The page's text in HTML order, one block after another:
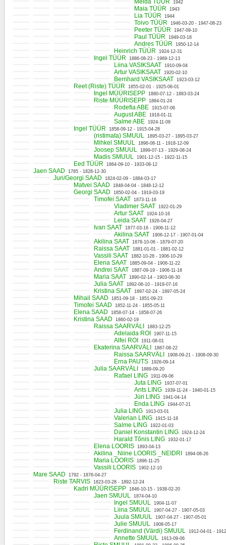
Meida TÜÜR 1942
Maia TÜÜR 1943
Lia TÜÜR 1944
Toivo TÜÜR 1946-03-20 - 1947-08-23
Peeter TÜÜR 1947-09-10
Paul TÜÜR 1949-03-18
Andres TÜÜR 1950-12-14
Heinrich TÜÜR 1924-12-31
Ingel TÜÜR 1886-08-23 - 1969-12-13
Liina VASIKSAAT 1910-09-04
Artur VASIKSAAT 1920-02-10
Bernhard VASIKSAAT 1923-03-12
Reet (Riste) TÜÜR 1855-02-01 - 1925-06-01
Ingel MÜÜRISEPP 1880-07-12 - 1883-03-24
Riste MÜÜRISEPP 1884-01-24
Rodefia ABE 1915-07-06
August ABE 1918-01-11
Salme ABE 1924-11-09
Ingel TÜÜR 1858-09-12 - 1915-04-28
(ristimata) SMUUL 1895-03-27 - 1895-03-27
Mihkel SMUUL 1896-08-11 - 1918-12-09
Joosep SMUUL 1899-07-13 - 1929-08-24
Madis SMUUL 1901-12-15 - 1922-11-15
Eed TÜÜR 1864-09-10 - 1933-08-12
Jaen SAAD 1785 - 1828-12-30
Juri/Georgi SAAD 1824-02-09 - 1884-03-17
Matvei SAAD 1848-04-04 - 1848-12-12
Georgi SAAD 1850-02-04 - 1919-03-19
Timofei SAAT 1873-11-16
Vladimer SAAT 1922-01-29
Artur SAAT 1924-10-16
Leida SAAT 1926-04-27
Ivan SAAT 1877-03-16 - 1906-11-12
Akilina SAAT 1906-12-17 - 1907-01-04
Akilina SAAT 1878-10-06 - 1879-07-20
Raissa SAAT 1881-01-01 - 1881-02-12
Vassili SAAT 1882-10-28 - 1906-10-29
Elena SAAT 1885-09-04 - 1906-11-22
Andrei SAAT 1887-09-19 - 1906-11-18
Maria SAAT 1890-02-14 - 1903-06-30
Julia SAAT 1892-06-10 - 1918-07-16
Kristina SAAT 1897-02-24 - 1897-05-24
Mihail SAAD 1851-09-18 - 1851-09-23
Timofei SAAD 1852-11-24 - 1855-05-11
Elena SAAD 1858-07-14 - 1858-07-26
Kristina SAAD 1860-02-19
Raissa SAARVÄLI 1883-12-25
Adelaida ROI 1907-11-15
Alfei ROI 1911-08-01
Ekaterina SAARVÄLI 1887-08-22
Raissa SAARVÄLI 1908-09-21 - 1908-09-30
Erna PAUTS 1926-09-14
Julia SAARVÄLI 1889-09-20
Rafael LING 1911-09-06
Juta LING 1937-07-01
Ants LING 1939-11-24 - 1940-01-15
Jüri LING 1941-04-14
Enda LING 1944-07-21
Julia LING 1913-03-01
Valerian LING 1915-11-18
Salme LING 1922-01-03
Daniel Konstantin LING 1924-12-24
Harald Tõnis LING 1932-01-17
Elena LOORIS 1893-04-13
Akilina _Niine LOORIS _NEIDRI 1894-08-26
Maria LOORIS 1896-11-25
Vassili LOORIS 1902-12-10
Mare SAAD 1792 - 1876-04-27
Riste TARVIS 1823-03-28 - 1892-12-24
Kadri MÜÜRISEPP 1846-10-15 - 1938-02-20
Jaen SMUUL 1874-04-10
Ingel SMUUL 1904-11-07
Liina SMUUL 1907-04-27 - 1907-05-03
Juula SMUUL 1907-04-27 - 1907-05-01
Julie SMUUL 1908-05-17
Ferdinand (Värdi) SMUUL 1912-04-01 -
Annette SMUUL 1913-09-06